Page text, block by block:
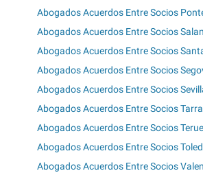
Abogados Acuerdos Entre Socios
Abogados Acuerdos Entre Socios
Abogados Acuerdos Entre Socios
Abogados Acuerdos Entre Socios
Abogados Acuerdos Entre Socios
Abogados Acuerdos Entre Socios
Abogados Acuerdos Entre Socios
Abogados Acuerdos Entre Socios
Abogados Acuerdos Entre Socios